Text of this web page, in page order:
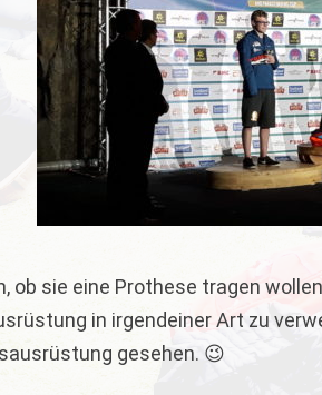
sie eine Prothese tragen
in irgendeiner Art zu
gesehen. 😉